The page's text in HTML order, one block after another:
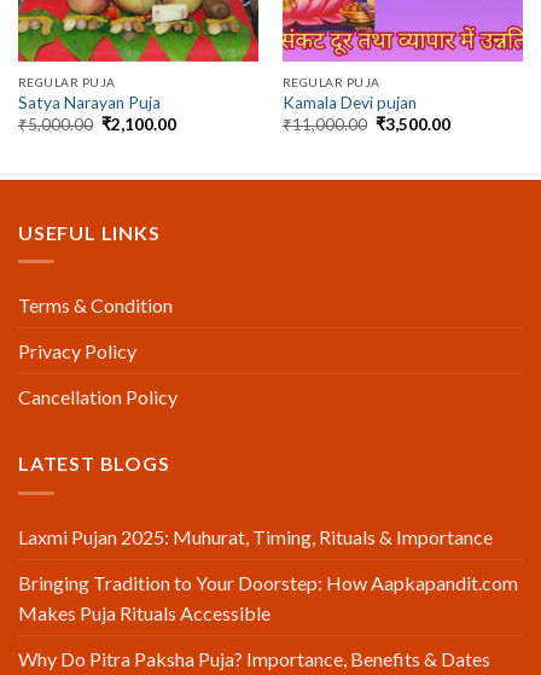
REGULAR PUJA
Satya Narayan Puja
₹5,000.00 Original
price
₹2,100.00Current
REGULAR PUJA
Kamala Devi pujan
₹11,000.00 Original
price
₹3,500.00Current
USEFUL LINKS
Terms & Condition
Privacy Policy
Cancellation Policy
LATEST BLOGS
Laxmi Pujan 2025: Muhurat, Timing, Rituals & Importance
Bringing Tradition to Your Doorstep: How Aapkapandit.com
Makes Puja Rituals Accessible
Why Do Pitra Paksha Puja? Importance, Benefits & Dates